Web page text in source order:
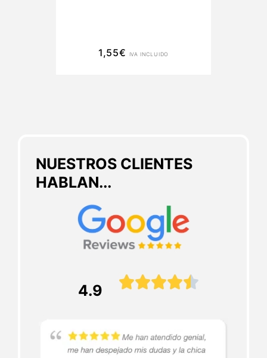
NUESTROS CLIENTES
HABLAN...
4.9 
1,55€ IVA INCLUIDO